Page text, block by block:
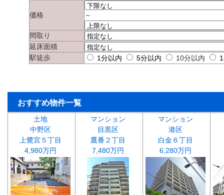
価格 ～
間取り
延床面積
駅徒歩
1分以内 5分以内 10分以内
おすすめ物件一覧
土地
中野区
上鷺宮５丁目
4,980万円
マンション
目黒区
鷹番２丁目
7,480万円
マンション
港区
白金６丁目
6,280万円